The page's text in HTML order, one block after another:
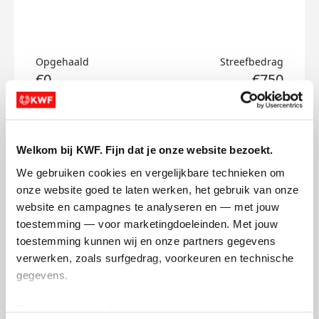
Welkom bij KWF. Fijn dat je onze website bezoekt.
We gebruiken cookies en vergelijkbare technieken om
onze website goed te laten werken, het gebruik van onze
website en campagnes te analyseren en — met jouw
toestemming — voor marketingdoeleinden. Met jouw
toestemming kunnen wij en onze partners gegevens
verwerken, zoals surfgedrag, voorkeuren en technische
gegevens.
Opgehaald
€0
Streefbedrag
€750
Doneer
Siete's badges